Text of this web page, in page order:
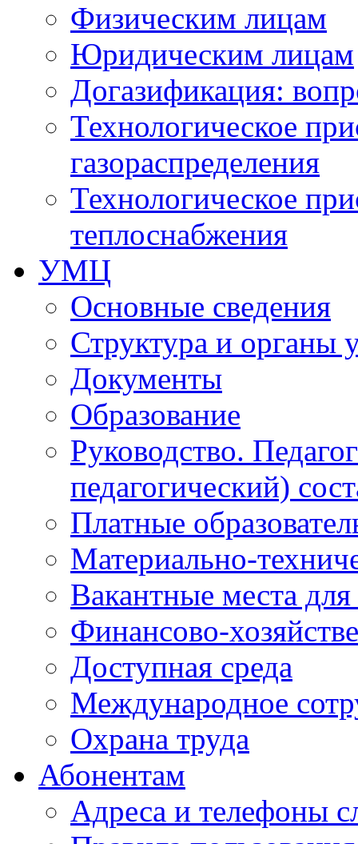
Физическим лицам
Юридическим лицам
Догазификация:
Технологическое
газораспределения
Технологическое
теплоснабжения
УМЦ
Основные сведения
Структура и органы
Документы
Образование
Руководство.
педагогический)
Платные
Материально-
Вакантные места
Финансово-
Доступная среда
Международное
Охрана труда
Абонентам
Адреса и телефоны